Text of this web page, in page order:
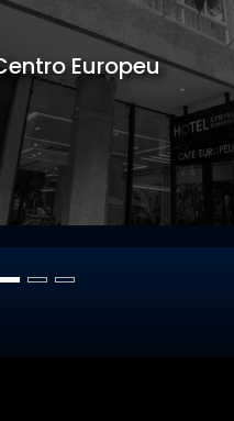
Sede Gastronomia